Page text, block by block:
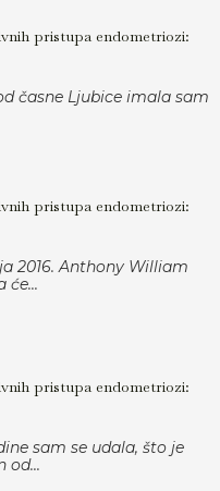
pristupa endometriozi:
časne Ljubice imala sam
pristupa endometriozi:
2016. Anthony William
će...
pristupa endometriozi:
sam se udala, što je
od...